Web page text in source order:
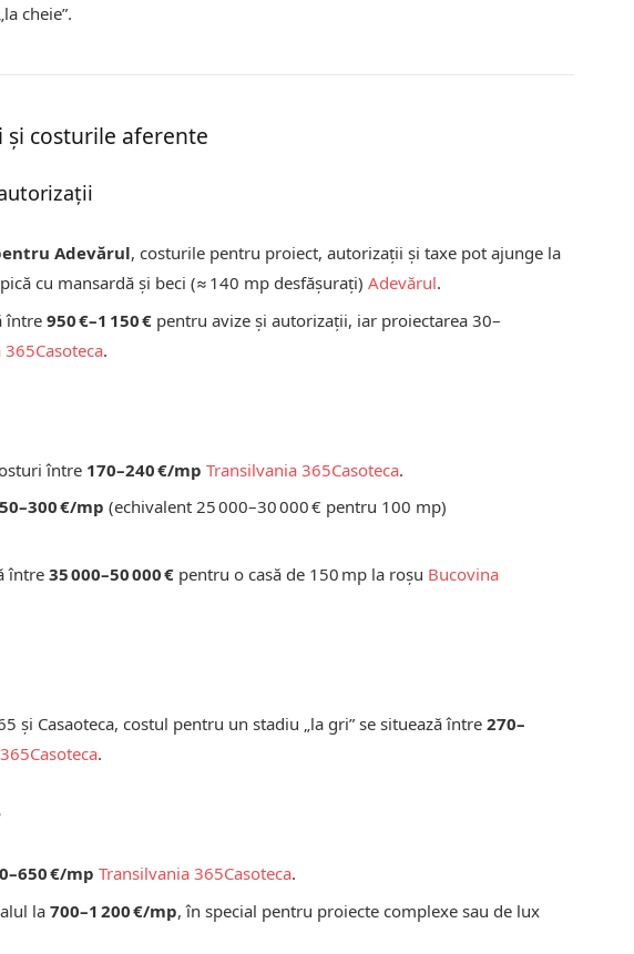
cheie”.
și costurile aferente
Adevărul, costurile pentru proiect, autorizații și taxe pot ajunge la
cu mansardă și beci (≈ 140 mp desfășurați)Adevărul.
între950 €–1 150 € pentru avize și autorizații, iar proiectarea 30–
365Casoteca.
între 170–240 €/mp Transilvania 365Casoteca.
€/mp (echivalent 25 000–30 000 € pentru 100 mp)
între35 000–50 000 € pentru o casă de 150 mp la roșu Bucovina
și Casaoteca, costul pentru un stadiu „la gri” se situează între270–
Casoteca.
€/mp Transilvania 365Casoteca.
la700–1 200 €/mp, în special pentru proiecte complexe sau de lux